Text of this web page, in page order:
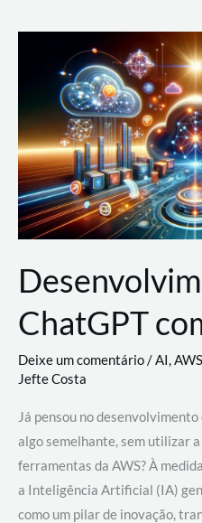
Nuvem:
Google
Cloud,
AWS
e
Azure
ChatGPT
Deixe um comentário/AI,AWS
Jefte Costa
Já pensou no
algo semelhante, sem utilizar
ferramentas da AWS? À
a Inteligência Artificial (IA)
como um pilar de inovação,